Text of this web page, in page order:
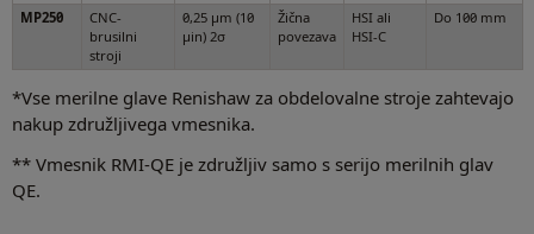
MP250
CNC-
brusilni
stroji
0,25 µm (10
µin) 2σ
Žična
povezava
HSI ali
HSI-C
Do 100 mm
*Vse merilne glave Renishaw za obdelovalne stroje zahtevajo
nakup združljivega vmesnika.
** Vmesnik RMI-QE je združljiv samo s serijo merilnih glav
QE.